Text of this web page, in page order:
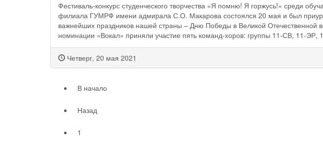
Фестиваль-конкурс студенческого творчества «Я помню! Я горжусь!» среди
филиала ГУМРФ имени адмирала С.О. Макарова состоялся 20 мая и был
важнейших праздников нашей страны – Дню Победы в Великой Отечественной
номинации «Вокал» приняли участие пять команд-хоров: группы 11-СВ, 11-
Четверг, 20 мая 2021
В начало
Назад
1